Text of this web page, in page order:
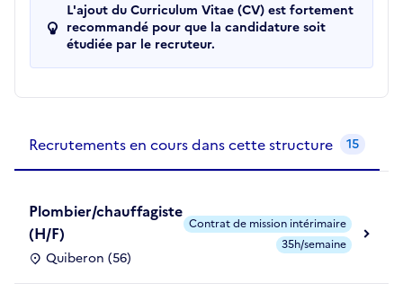
L'ajout du Curriculum Vitae (CV) est fortement
recommandé pour que la candidature soit
étudiée par le recruteur.
Recrutements en cours dans cette structure 15
Plombier/chauffagiste
(H/F)
Quiberon (56)
Contrat de mission intérimaire
35h/semaine